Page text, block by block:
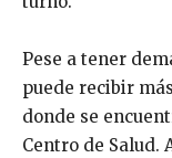
Pese a tener
puede recibir
donde se
Centro de Salud.